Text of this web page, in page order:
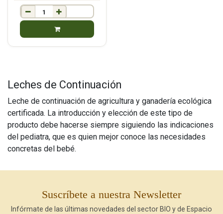
Leches de Continuación
Leche de continuación de agricultura y ganadería ecológica
certificada. La introducción y elección de este tipo de
producto debe hacerse siempre siguiendo las indicaciones
del pediatra, que es quien mejor conoce las necesidades
concretas del bebé.
Suscríbete a nuestra Newsletter
Infórmate de las últimas novedades del sector BIO y de Espacio